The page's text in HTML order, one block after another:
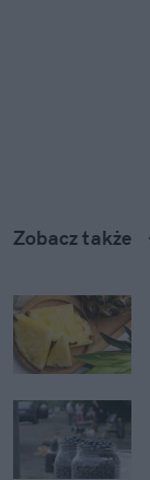
Zobacz także